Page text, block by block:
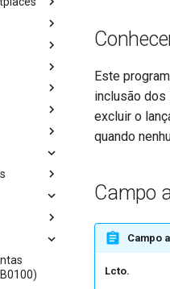
Este
inclusão dos
excluir o
quando
Campo
Campo
Lcto.